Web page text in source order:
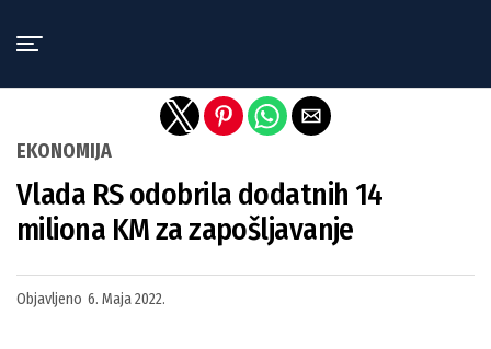
EKONOMIJA
Vlada RS odobrila dodatnih 14
miliona KM za zapošljavanje
Objavljeno 6. Maja 2022.